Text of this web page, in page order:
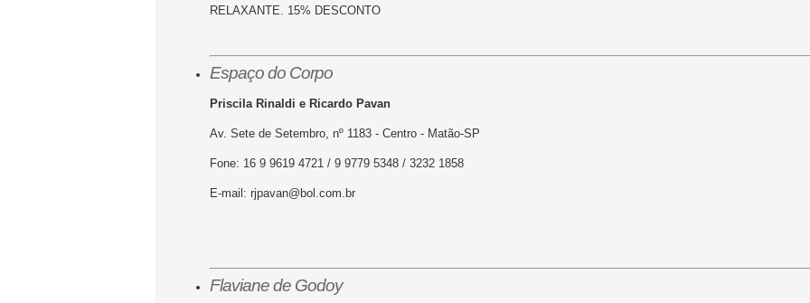
RELAXANTE. 15% DESCONTO
Espaço do Corpo
Priscila Rinaldi e Ricardo Pavan
Av. Sete de Setembro, nº 1183 - Centro - Matão-SP
Fone: 16 9 9619 4721 / 9 9779 5348 / 3232 1858
E-mail: rjpavan@bol.com.br
Flaviane de Godoy